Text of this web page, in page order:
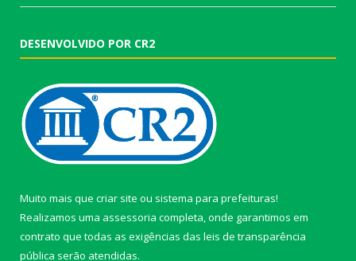
DESENVOLVIDO POR CR2
Muito mais que criar site ou sistema para prefeituras!
Realizamos uma assessoria completa, onde garantimos em
contrato que todas as exigências das leis de transparência
pública serão atendidas.